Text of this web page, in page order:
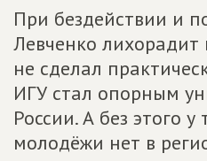
При бездействии и
Левченко
не сделал
ИГУ стал опорным
России. А без этого
молодёжи нет в